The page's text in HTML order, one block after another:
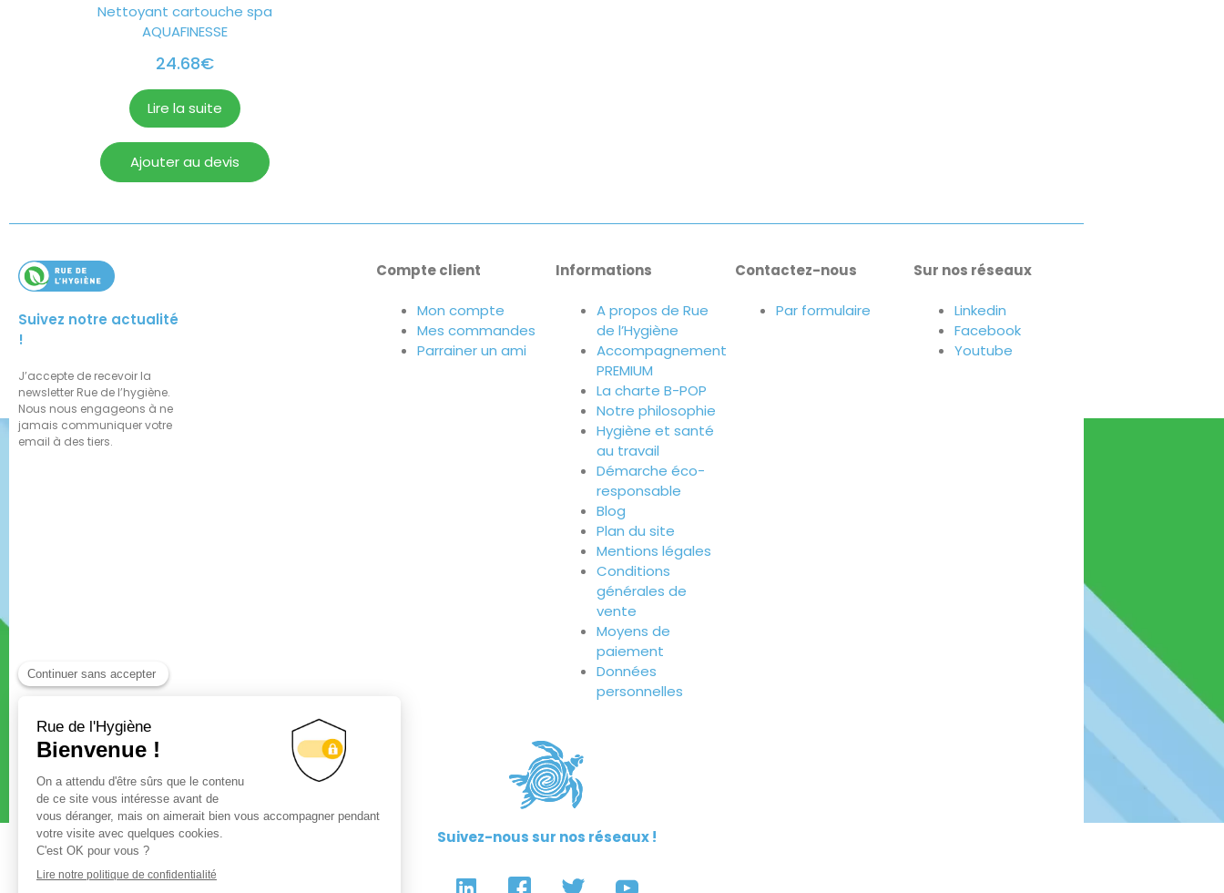
Nettoyant cartouche spa
AQUAFINESSE
24.68€
Lire la suite
Ajouter au devis
Suivez notre actualité
!
J’accepte de recevoir la
newsletter Rue de l’hygiène.
Nous nous engageons à ne
jamais communiquer votre
email à des tiers.
Compte client
Mon compte
Mes commandes
Parrainer un ami
Informations
A propos de Rue
de l’Hygiène
Accompagnement
PREMIUM
La charte B-POP
Notre philosophie
Hygiène et santé
au travail
Démarche éco-
responsable
Blog
Plan du site
Mentions légales
Conditions
générales de
vente
Moyens de
paiement
Données
personnelles
Contactez-nous
Par formulaire
Sur nos réseaux
Linkedin
Facebook
Youtube
Suivez-nous sur nos réseaux !